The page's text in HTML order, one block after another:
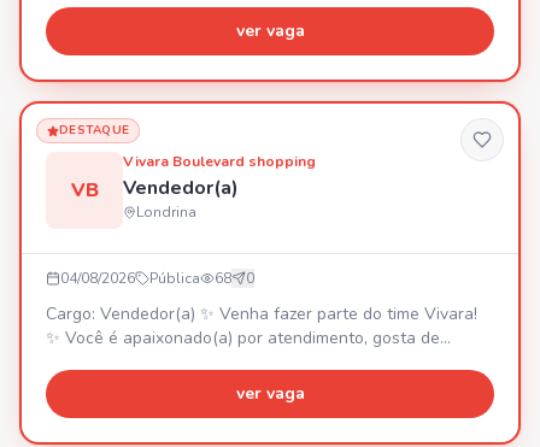
desenvolvimento.
ver vaga
DESTAQUE
VB
Vivara Boulevard shopping
Vendedor(a)
Londrina
04/08/2026 Pública 68 0
Cargo: Vendedor(a) ✨ Venha fazer parte do time Vivara!
✨ Você é apaixonado(a) por atendimento, gosta de
maiores joalherias do Brasil? Essa oportunidade é para
você! 📍 Vaga: Vendedor(a) 📍 Local: Vivara – Boulevard
ver vaga